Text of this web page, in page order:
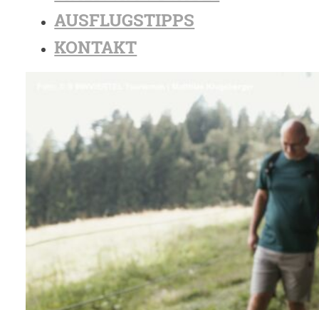
AUSFLUGSTIPPS
KONTAKT